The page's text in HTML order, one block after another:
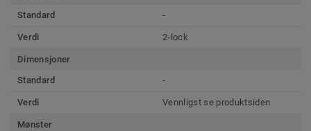
Standard
-
Verdi 2-lock
Dimensjoner
Standard
-
Verdi Vennligst se produktsiden
Mønster